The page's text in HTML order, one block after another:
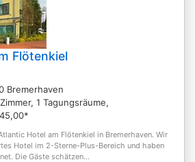
Flötenkiel
Bremerhaven
1 Tagungsräume,
Hotel am Flötenkiel in Bremerhaven. Wir
Hotel im 2-Sterne-Plus-Bereich und haben
Die Gäste schätzen...